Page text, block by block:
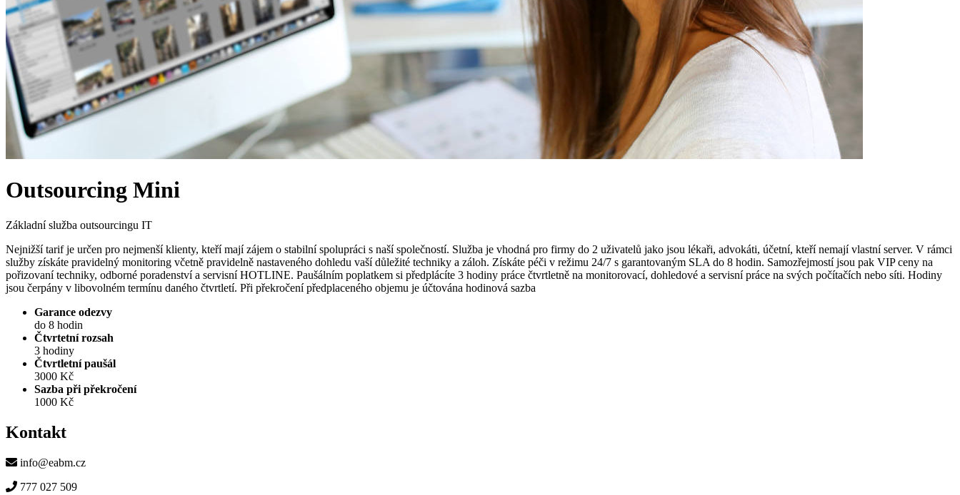
Outsourcing Mini
Základní služba outsourcingu IT
Nejnižší tarif je určen pro nejmenší klienty, kteří mají zájem o stabilní spolupráci s naší společností. Služba je vhodná pro firmy do 2 uživatelů jako jsou lékaři, advokáti, účetní, kteří nemají vlastní server. V rámci
služby získáte pravidelný monitoring včetně pravidelně nastaveného dohledu vaší důležité techniky a záloh. Získáte péči v režimu 24/7 s garantovaným SLA do 8 hodin. Samozřejmostí jsou pak VIP ceny na
pořizovaní techniky, odborné poradenství a servisní HOTLINE. Paušálním poplatkem si předplácíte 3 hodiny práce čtvrtletně na monitorovací, dohledové a servisní práce na svých počítačích nebo síti. Hodiny
jsou čerpány v libovolném termínu daného čtvrtletí. Při překročení předplaceného objemu je účtována hodinová sazba
Garance odezvy
do 8 hodin
Čtvrtetní rozsah
3 hodiny
Čtvrtletní paušál
3000 Kč
Sazba při překročení
1000 Kč
Kontakt
info@eabm.cz
777 027 509